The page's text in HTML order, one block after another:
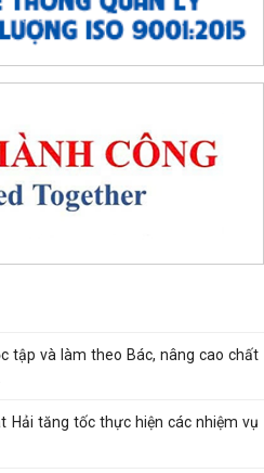
tập và làm theo Bác, nâng cao chất
Hải tăng tốc thực hiện các nhiệm vụ
Đặc khu Cát Hải đối thoại trực tiếp
thác vay vốn chính sách tại đặc khu
điều đảng viên không được làm